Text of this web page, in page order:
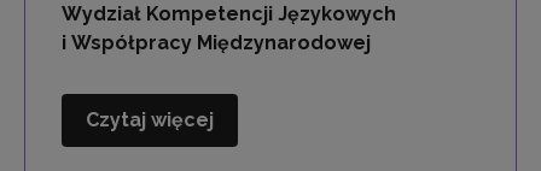
Zawodowego
Wydział Kompetencji Językowych
i Współpracy Międzynarodowej
Wydział
Czytaj więcej